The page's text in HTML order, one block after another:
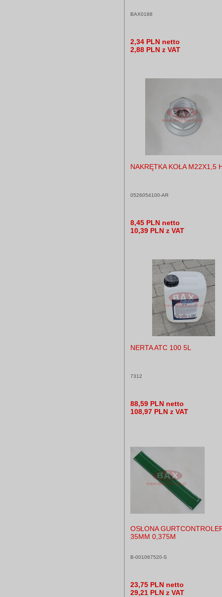
BAX0188
2,34 PLN netto
2,88 PLN z VAT
NAKRĘTKA KOŁA M22X1,5
0526054100-AR
8,45 PLN netto
10,39 PLN z VAT
NERTA ATC 100 5L
7312
88,59 PLN netto
108,97 PLN z VAT
OSŁONA
35MM 0,375M
B-001067520-S
23,75 PLN netto
29,21 PLN z VAT